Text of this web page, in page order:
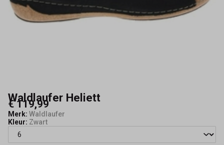
001
Schoenmode
Kerkhof
Waldlaufer Heliett
€ 119,99
Merk: Waldlaufer
Kleur: Zwart